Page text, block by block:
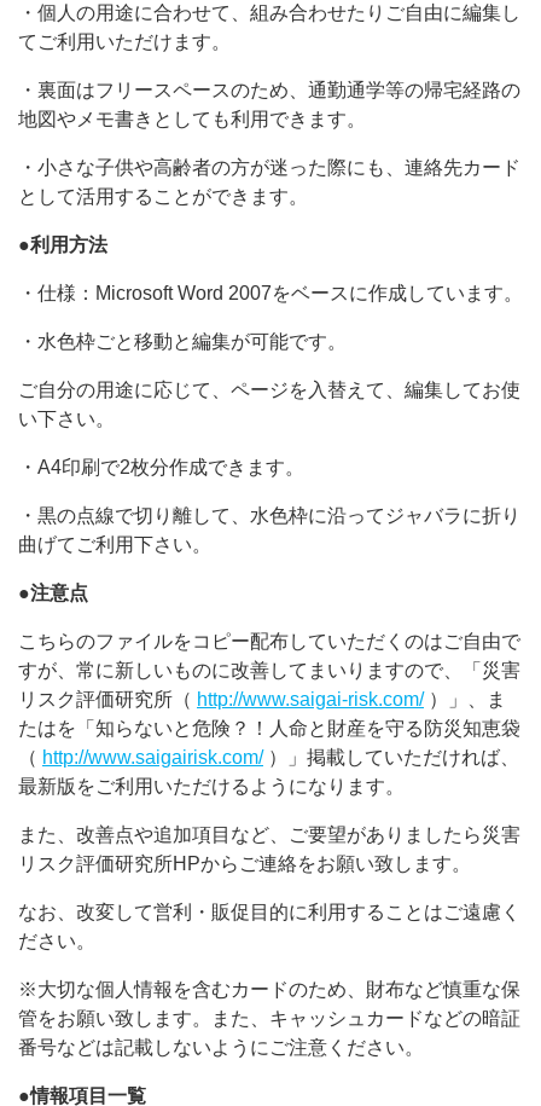
・個人の用途に合わせて、組み合わせたりご自由に編集し
てご利用いただけます。
・裏面はフリースペースのため、通勤通学等の帰宅経路の
地図やメモ書きとしても利用できます。
・小さな子供や高齢者の方が迷った際にも、連絡先カード
として活用することができます。
●利用方法
・仕様：Microsoft Word 2007をベースに作成しています。
・水色枠ごと移動と編集が可能です。
ご自分の用途に応じて、ページを入替えて、編集してお使
い下さい。
・A4印刷で2枚分作成できます。
・黒の点線で切り離して、水色枠に沿ってジャバラに折り
曲げてご利用下さい。
●注意点
こちらのファイルをコピー配布していただくのはご自由で
すが、常に新しいものに改善してまいりますので、「災害
リスク評価研究所（ http://www.saigai-risk.com/）」、ま
たはを「知らないと危険？！人命と財産を守る防災知恵袋
（ http://www.saigairisk.com/）」掲載していただければ、
最新版をご利用いただけるようになります。
また、改善点や追加項目など、ご要望がありましたら災害
リスク評価研究所HPからご連絡をお願い致します。
なお、改変して営利・販促目的に利用することはご遠慮く
ださい。
※大切な個人情報を含むカードのため、財布など慎重な保
管をお願い致します。また、キャッシュカードなどの暗証
番号などは記載しないようにご注意ください。
●情報項目一覧